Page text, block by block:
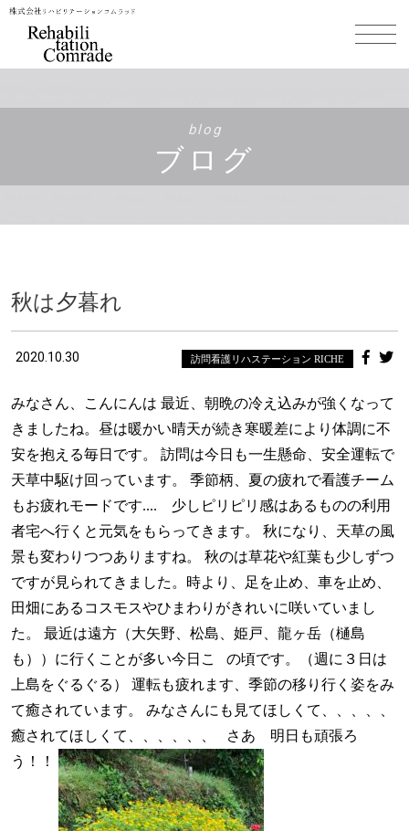
blog
ブログ
秋は夕暮れ
2020.10.30 訪問看護リハステーション RICHE
みなさん、こんにんは 最近、朝晩の冷え込みが強くなって
きましたね。昼は暖かい晴天が続き寒暖差により体調に不
安を抱える毎日です。 訪問は今日も一生懸命、安全運転で
天草中駆け回っています。 季節柄、夏の疲れで看護チーム
もお疲れモードです.... 少しピリピリ感はあるものの利用
者宅へ行くと元気をもらってきます。 秋になり、天草の風
景も変わりつつありますね。 秋のは草花や紅葉も少しずつ
ですが見られてきました。時より、足を止め、車を止め、
田畑にあるコスモスやひまわりがきれいに咲いていまし
た。 最近は遠方（大矢野、松島、姫戸、龍ヶ岳（樋島
も））に行くことが多い今日こ の頃です。（週に３日は
上島をぐるぐる） 運転も疲れます、季節の移り行く姿をみ
て癒されています。 みなさんにも見てほしくて、、、、、
癒されてほしくて、、、、、、 さあ 明日も頑張ろ
う！！